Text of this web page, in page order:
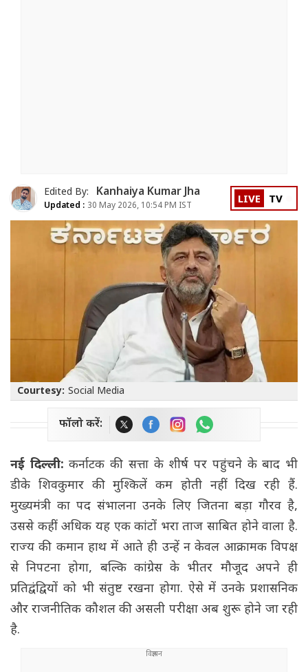
Edited By: Kanhaiya Kumar Jha
Updated : 30 May 2026, 10:54 PM IST LIVE TV
Courtesy: Social Media
फॉलो करें:
नई दिल्ली: कर्नाटक की सत्ता के शीर्ष पर पहुंचने के बाद भी
डीके शिवकुमार की मुश्किलें कम होती नहीं दिख रही हैं.
मुख्यमंत्री का पद संभालना उनके लिए जितना बड़ा गौरव है,
उससे कहीं अधिक यह एक कांटों भरा ताज साबित होने वाला है.
राज्य की कमान हाथ में आते ही उन्हें न केवल आक्रामक विपक्ष
से निपटना होगा, बल्कि कांग्रेस के भीतर मौजूद अपने ही
प्रतिद्वंद्वियों को भी संतुष्ट रखना होगा. ऐसे में उनके प्रशासनिक
और राजनीतिक कौशल की असली परीक्षा अब शुरू होने जा रही
है.